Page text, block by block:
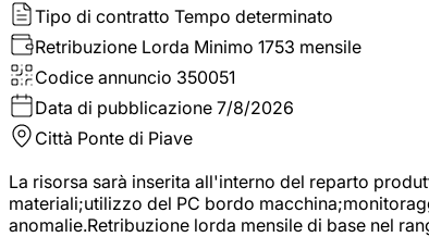
Tipo di contratto Tempo determinato
Retribuzione Lorda Minimo 1753 mensile
Codice annuncio 350051
Data di pubblicazione 7/8/2026
Città Ponte di Piave
La risorsa sarà inserita all'interno del reparto
materiali;utilizzo del PC bordo
anomalie.Retribuzione lorda mensile di base nel